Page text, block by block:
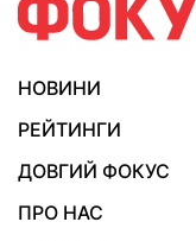
НОВИНИ
РЕЙТИНГИ
ДОВГИЙ ФОКУС
ПРО НАС